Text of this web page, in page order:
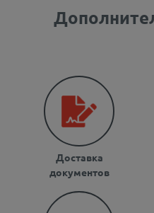
Доставка
документов